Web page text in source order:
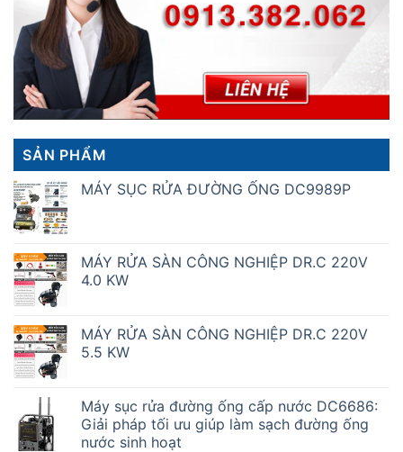
SẢN PHẨM
MÁY SỤC RỬA ĐƯỜNG ỐNG DC9989P
MÁY RỬA SÀN CÔNG NGHIỆP DR.C 220V
4.0 KW
MÁY RỬA SÀN CÔNG NGHIỆP DR.C 220V
5.5 KW
Máy sục rửa đường ống cấp nước DC6686:
Giải pháp tối ưu giúp làm sạch đường ống
nước sinh hoạt